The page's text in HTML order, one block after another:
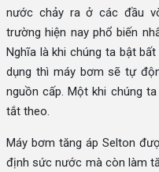
nước chảy ra ở các đầu
trường hiện nay phổ biến
Nghĩa là khi chúng ta bật
dụng thì máy bơm sẽ tự
nguồn cấp. Một khi chúng
tắt theo.
Máy bơm tăng áp Selton
định sức nước mà còn làm